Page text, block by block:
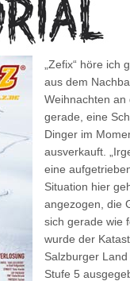
„Zefix“ höre ich
aus dem
Weihnachten an
gerade, eine
Dinger im
ausverkauft.
eine
Situation hier
angezogen, die
sich gerade wie
wurde der
Salzburger
Stufe 5